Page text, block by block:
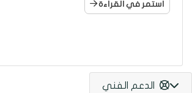
استمر في القراءة
الدعم الفني